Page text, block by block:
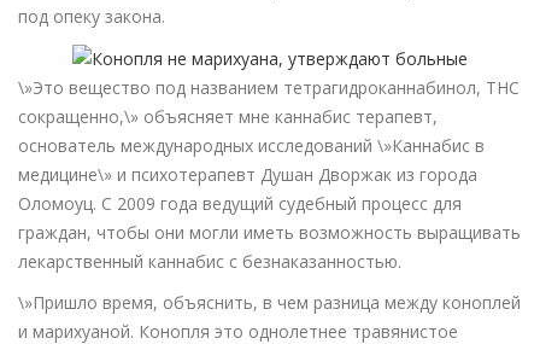
под опеку закона.
\»Это вещество под названием тетрагидроканнабинол, THC
сокращенно,\» объясняет мне каннабис терапевт,
основатель международных исследований \»Каннабис в
медицине\» и психотерапевт Душан Дворжак из города
Оломоуц. С 2009 года ведущий судебный процесс для
граждан, чтобы они могли иметь возможность выращивать
лекарственный каннабис с безнаказанностью.
\»Пришло время, объяснить, в чем разница между коноплей
и марихуаной. Конопля это однолетнее травянистое